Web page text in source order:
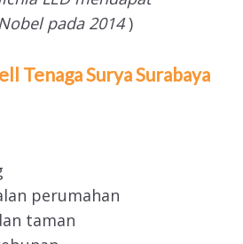
pada 2014)
Tenaga Surya Surabaya
perumahan
taman